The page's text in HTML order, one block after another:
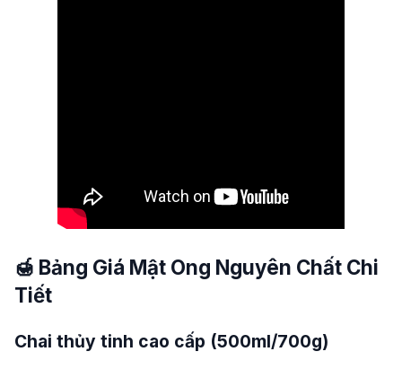
🍯 Bảng Giá Mật Ong Nguyên Chất Chi
Tiết
Chai thủy tinh cao cấp (500ml/700g)